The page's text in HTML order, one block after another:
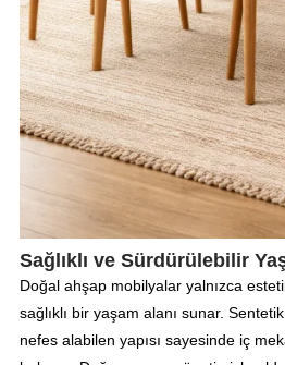
Sağlıklı ve Sürdürülebilir
Doğal ahşap mobilyalar yalnızca
sağlıklı bir yaşam alanı sunar.
nefes alabilen yapısı sayesinde iç